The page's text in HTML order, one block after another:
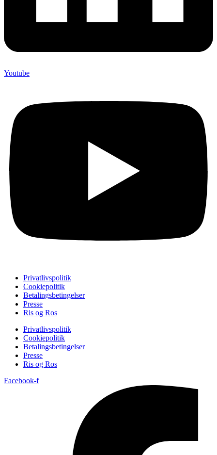
Youtube
Privatlivspolitik
Cookiepolitik
Betalingsbetingelser
Presse
Ris og Ros
Privatlivspolitik
Cookiepolitik
Betalingsbetingelser
Presse
Ris og Ros
Facebook-f